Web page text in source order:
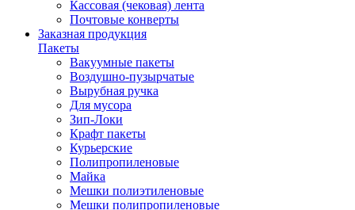
Кассовая (чековая) лента
Почтовые конверты
Заказная продукция
Пакеты
Вакуумные пакеты
Воздушно-пузырчатые
Вырубная ручка
Для мусора
Зип-Локи
Крафт пакеты
Курьерские
Полипропиленовые
Майка
Мешки полиэтиленовые
Мешки полипропиленовые